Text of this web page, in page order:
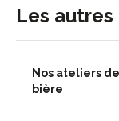
Les
Nos ateliers
bière